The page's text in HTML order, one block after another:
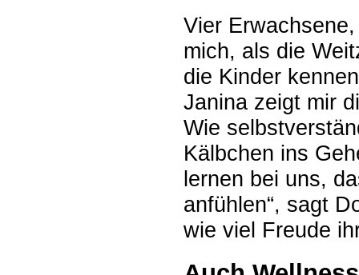
Vier
mich, als die
die Kinder
Janina zeigt mir
Wie
Kälbchen ins
lernen bei uns,
anfühlen“, sagt
wie viel Freude